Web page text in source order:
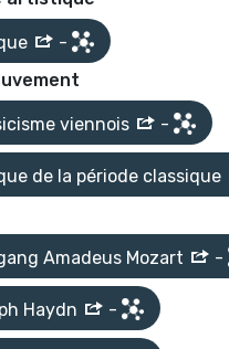
-
viennois -
de la période classique
Amadeus Mozart -
Haydn -